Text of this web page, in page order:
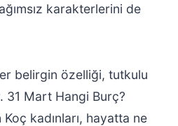
karakterlerini de
belirgin özelliği, tutkulu
31 Mart Hangi Burç?
Koç kadınları, hayatta ne